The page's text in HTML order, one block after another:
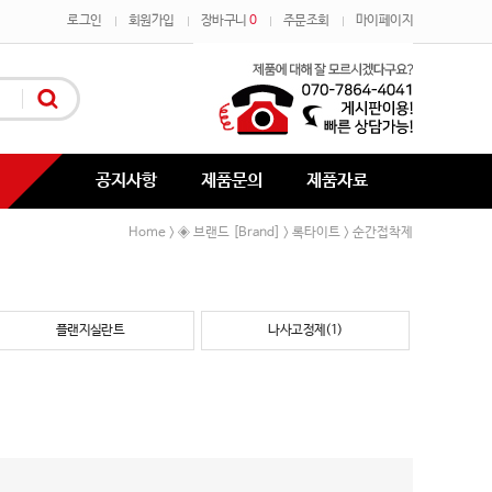
로그인 회원가입 장바구니 0 주문조회 마이페이지
공지사항 제품문의 제품자료
Home > ◈ 브랜드 [Brand] > 록타이트 > 순간접착제
플랜지실란트 나사고정제(1)